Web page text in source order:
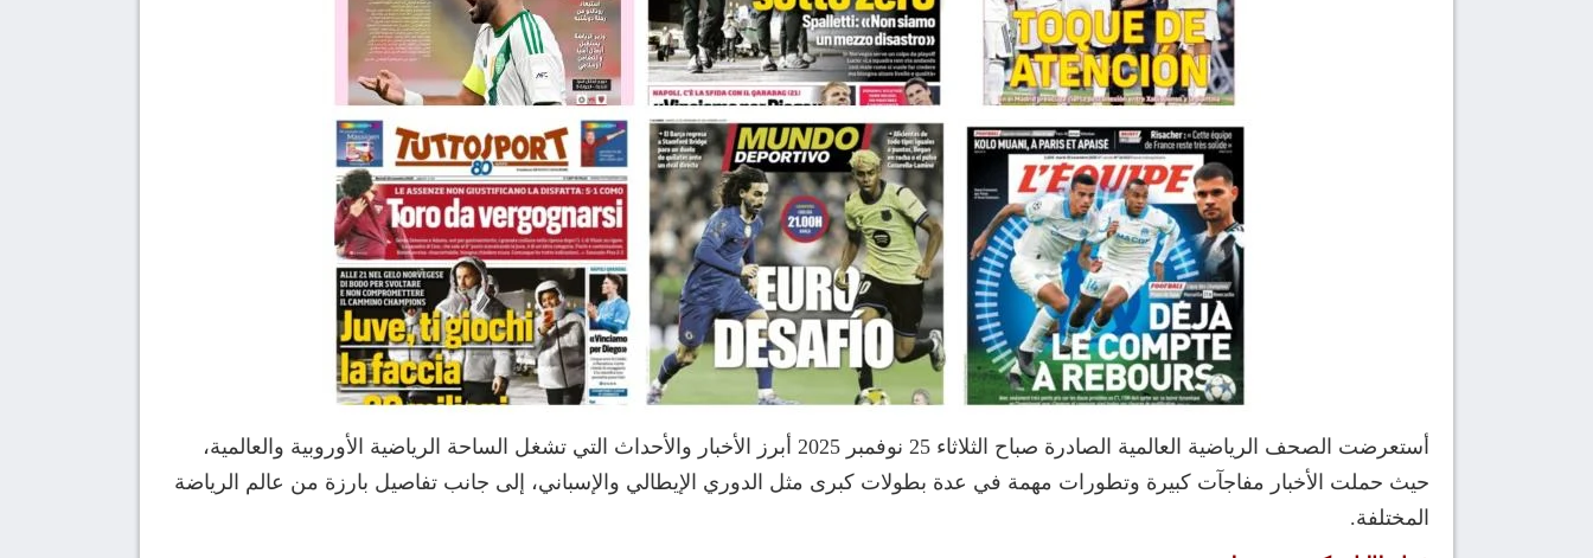
أستعرضت الصحف الرياضية العالمية الصادرة صباح الثلاثاء 25 نوفمبر 2025 أبرز الأخبار والأحداث التي تشغل الساحة الرياضية الأوروبية والعالمية،
حيث حملت الأخبار مفاجآت كبيرة وتطورات مهمة في عدة بطولات كبرى مثل الدوري الإيطالي والإسباني، إلى جانب تفاصيل بارزة من عالم الرياضة
المختلفة.